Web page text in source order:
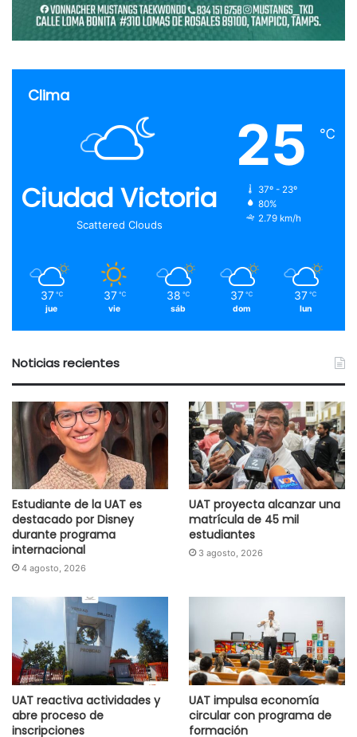
Clima
Ciudad Victoria
Scattered Clouds
25 ℃
37º - 23º
80%
2.79 km/h
37 ℃
jue
37 ℃
vie
38 ℃
sáb
37 ℃
dom
37 ℃
lun
Noticias recientes
Estudiante de la UAT es
destacado por Disney
durante programa
internacional
4 agosto, 2026
UAT proyecta alcanzar una
matrícula de 45 mil
estudiantes
3 agosto, 2026
UAT reactiva actividades y
abre proceso de
inscripciones
UAT impulsa economía
circular con programa de
formación